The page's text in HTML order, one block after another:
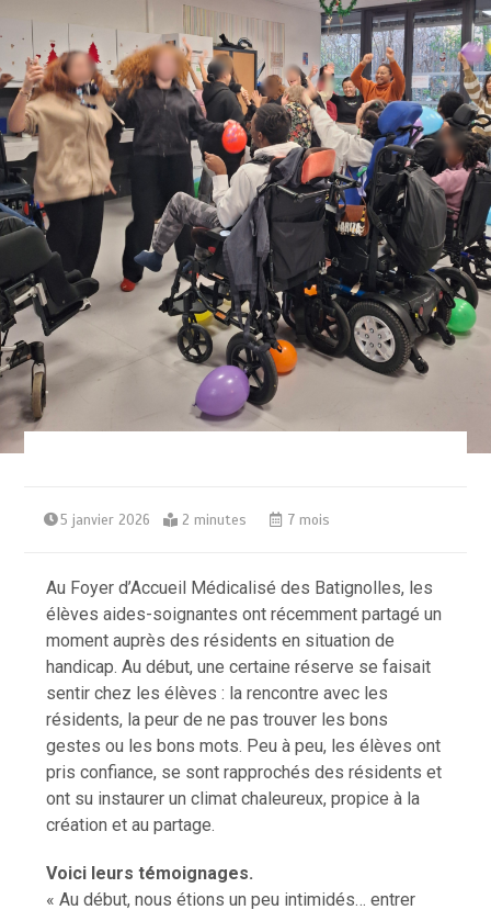
5 janvier 2026 2 minutes 7 mois
Au Foyer d’Accueil Médicalisé des Batignolles, les
élèves aides-soignantes ont récemment partagé un
moment auprès des résidents en situation de
handicap. Au début, une certaine réserve se faisait
sentir chez les élèves : la rencontre avec les
résidents, la peur de ne pas trouver les bons
gestes ou les bons mots. Peu à peu, les élèves ont
pris confiance, se sont rapprochés des résidents et
ont su instaurer un climat chaleureux, propice à la
création et au partage.
Voici leurs témoignages.
« Au début, nous étions un peu intimidés… entrer